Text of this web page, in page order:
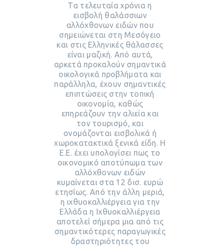
Τα τελευταία χρόνια η
εισβολή θαλάσσιων
αλλόχθονων ειδών που
σημειώνεται στη Μεσόγειο
και στις Ελληνικές θάλασσες
είναι μαζική. Από αυτά,
αρκετά προκαλούν σημαντικά
οικολογικά προβλήματα και
παράλληλα, έχουν σημαντικές
επιπτώσεις στην τοπική
οικονομία, καθώς
επηρεάζουν την αλιεία και
τον τουρισμό, και
ονομάζονται εισβολικά ή
χωροκατακτικά ξενικά είδη. Η
Ε.Ε. έχει υπολογίσει πως το
οικονομικό αποτύπωμα των
αλλόχθονων ειδών
κυμαίνεται στα 12 δισ. ευρώ
ετησίως. Από την άλλη μεριά,
η ιχθυοκαλλιέργεια για την
Ελλάδα η Ιχθυοκαλλιέργεια
αποτελεί σήμερα μια από τις
σημαντικότερες παραγωγικές
δραστηριότητες του